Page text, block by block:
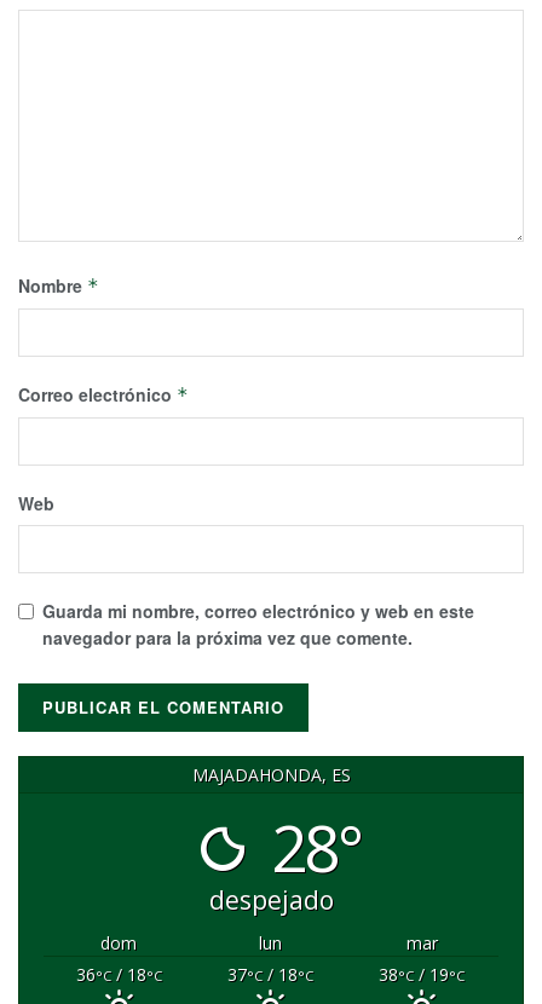
Nombre *
Correo electrónico *
Web
Guarda mi nombre, correo electrónico y web en este
navegador para la próxima vez que comente.
MAJADAHONDA, ES
28°
despejado
dom lun
mar
36°C/ 18°C 37°C/ 18°C 38°C/ 19°C